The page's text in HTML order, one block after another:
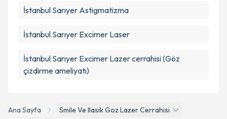
Ana Sayfa
Smile Ve Ilasik Goz Lazer Cerrahisi
İstanbul Sarıyer Astigmatizma
İstanbul Sarıyer Excimer Laser
İstanbul Sarıyer Excimer Lazer cerrahisi (Göz
çizdirme ameliyatı)